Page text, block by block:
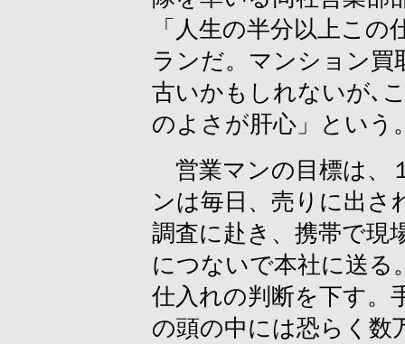
「人生の半分以上こ
ランだ。マンション買
古いかもしれないが､
のよさが肝心」という
営業マンの目標は、
ンは毎日、売りに出さ
調査に赴き、携帯で現
につないで本社に送る
仕入れの判断を下す。
の頭の中には恐らく数